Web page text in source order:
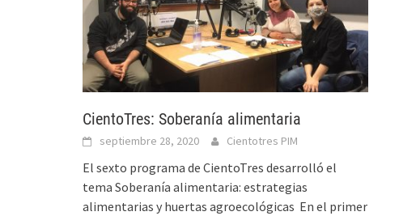
CientoTres: Soberanía alimentaria
septiembre 28, 2020 Cientotres PIM
El sexto programa de CientoTres desarrolló el
tema Soberanía alimentaria: estrategias
alimentarias y huertas agroecológicas En el primer